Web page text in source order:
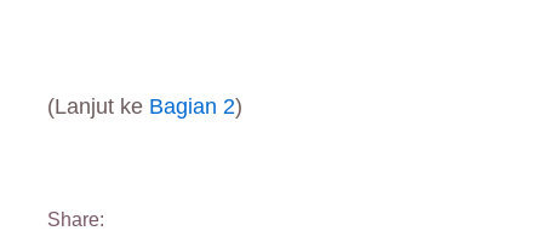
(Lanjut ke Bagian 2)
Share: